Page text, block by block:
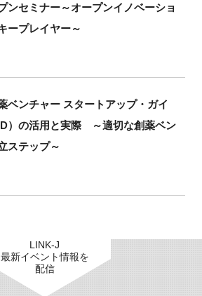
ンセミナー～オープンイノベーショ
ープレイヤー～
ベンチャー スタートアップ・ガイ
）の活用と実際 ～適切な創薬ベン
ステップ～
LINK-J
最新イベント情報を
配信